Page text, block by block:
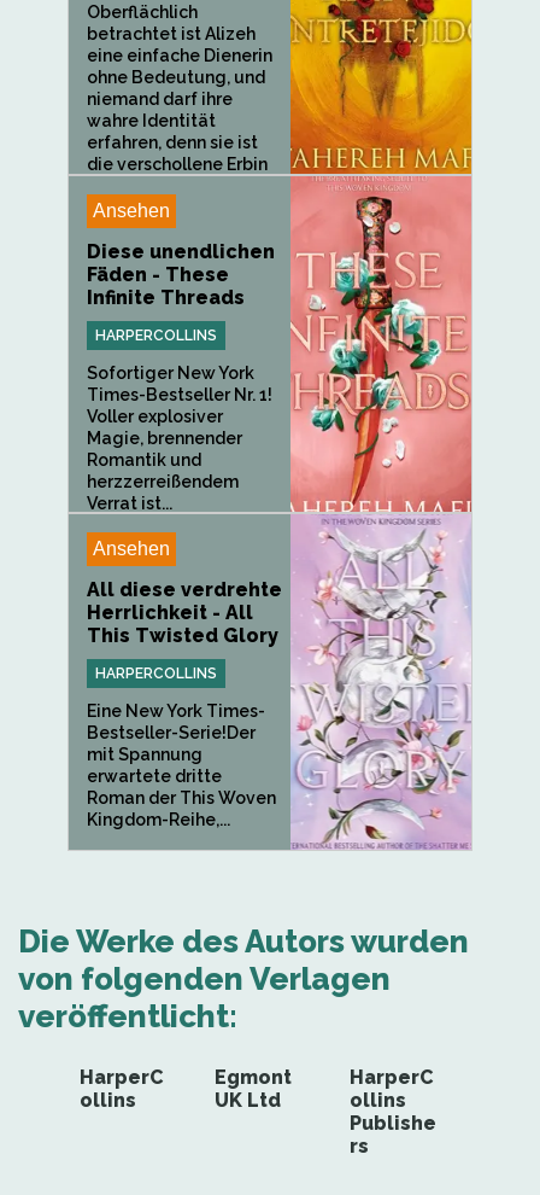
Oberflächlich
betrachtet ist Alizeh
eine einfache Dienerin
ohne Bedeutung, und
niemand darf ihre
wahre Identität
erfahren, denn sie ist
die verschollene Erbin
Ansehen
Diese unendlichen
Fäden - These
Infinite Threads
HARPERCOLLINS
Sofortiger New York
Times-Bestseller Nr. 1!
Voller explosiver
Magie, brennender
Romantik und
herzzerreißendem
Verrat ist...
Ansehen
All diese verdrehte
Herrlichkeit - All
This Twisted Glory
HARPERCOLLINS
Eine New York Times-
Bestseller-Serie!Der
mit Spannung
erwartete dritte
Roman der This Woven
Kingdom-Reihe,...
Die Werke des Autors wurden
von folgenden Verlagen
veröffentlicht:
HarperC
ollins
Egmont
UK Ltd
HarperC
ollins
Publishe
rs